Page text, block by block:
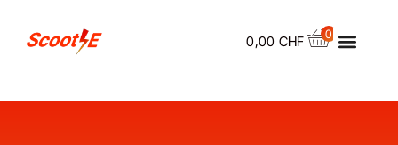
0,00 CHF 0 Menu